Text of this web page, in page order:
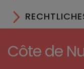
Côte de